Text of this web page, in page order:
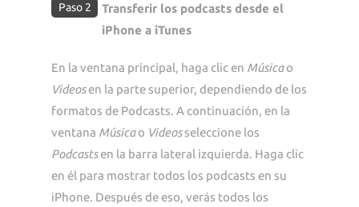
Paso 2
Transferir los podcasts desde el
iPhone a iTunes
En la ventana principal, haga clic en Músicao
Videosen la parte superior, dependiendo de los
formatos de Podcasts. A continuación, en la
ventana Músicao Videosseleccione los
Podcastsen la barra lateral izquierda. Haga clic
en él para mostrar todos los podcasts en su
iPhone. Después de eso, verás todos los